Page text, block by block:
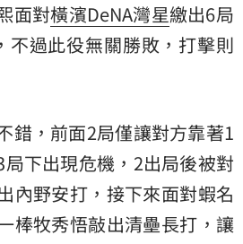
面對橫濱DeNA灣星繳出6局
不過此役無關勝敗，打擊則
錯，前面2局僅讓對方靠著1
下出現危機，2出局後被對
內野安打，接下來面對蝦名
棒牧秀悟敲出清壘長打，讓